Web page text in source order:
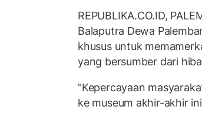
REPUBLIKA.CO.ID,
Balaputra Dewa
khusus untuk
yang bersumber dari
"Kepercayaan
ke museum akhir-akhir